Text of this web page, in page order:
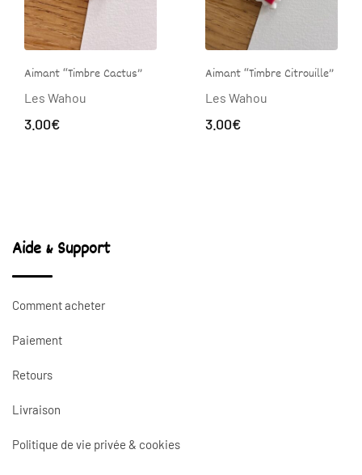
Aimant “Timbre Cactus”
Les Wahou
3.00€
Aimant “Timbre Citrouille”
Les Wahou
3.00€
Aide & Support
Comment acheter
Paiement
Retours
Livraison
Politique de vie privée & cookies